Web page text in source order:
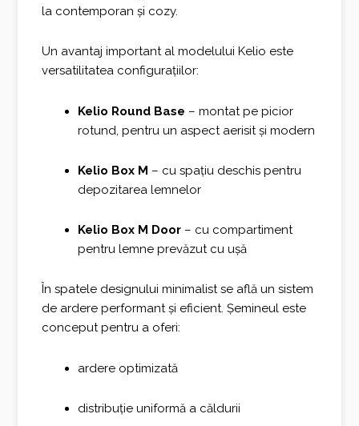
la contemporan și cozy.
Un avantaj important al modelului Kelio este
versatilitatea configurațiilor:
Kelio Round Base – montat pe picior
rotund, pentru un aspect aerisit și modern
Kelio Box M – cu spațiu deschis pentru
depozitarea lemnelor
Kelio Box M Door – cu compartiment
pentru lemne prevăzut cu ușă
În spatele designului minimalist se află un sistem
de ardere performant și eficient. Șemineul este
conceput pentru a oferi:
ardere optimizată
distribuție uniformă a căldurii